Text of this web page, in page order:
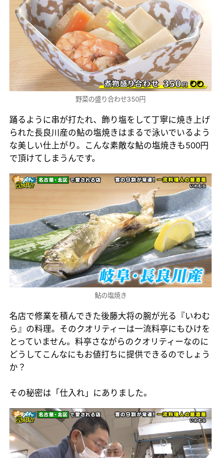
野菜の盛り合わせ350円
踊るように串が打たれ、飾り塩をして丁寧に焼き上げ
られた長良川産の鮎の塩焼きはまるで泳いでいるよう
な美しい仕上がり。こんな素敵な鮎の塩焼きも500円
で頂けてしまうんです。
鮎の塩焼き
名店で修業を積んできた後藤大将の腕が光る『いわむ
ら』の料理。そのクオリティーは一流料亭にもひけを
とっていません。料亭さながらのクオリティーなのに
どうしてこんなにもお値打ちに提供できるのでしょう
か？
その秘密は「仕入れ」にありました。